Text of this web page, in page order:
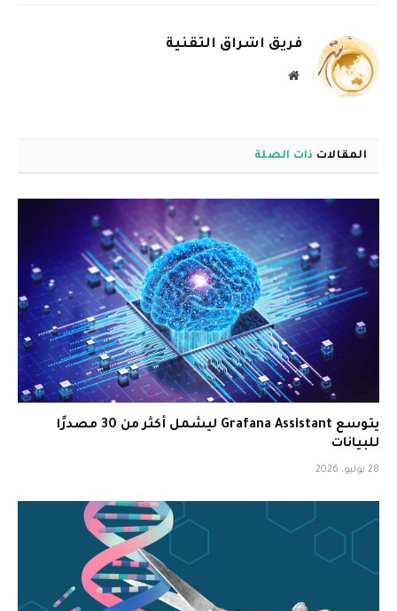
فريق اشراق التقنية
موقع
المقالات ذات الصلة
يتوسع Grafana Assistant ليشمل أكثر من 30 مصدرًا
للبيانات
28 يوليو، 2026